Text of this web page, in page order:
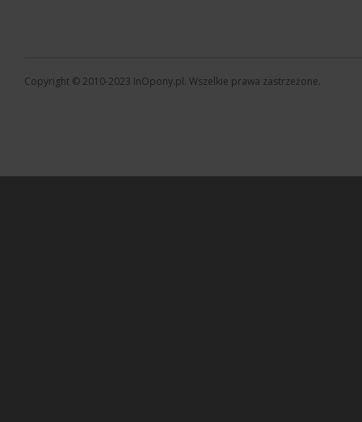
Copyright © 2010-2023 InOpony.pl. Wszelkie prawa zastrzeżone.